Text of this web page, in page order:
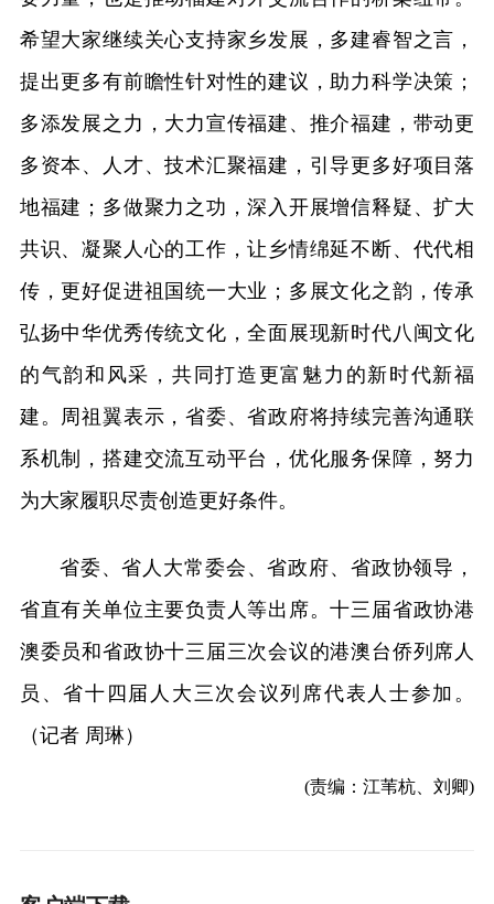
希望大家继续关心支持家乡发展，多建睿智之言，
提出更多有前瞻性针对性的建议，助力科学决策；
多添发展之力，大力宣传福建、推介福建，带动更
多资本、人才、技术汇聚福建，引导更多好项目落
地福建；多做聚力之功，深入开展增信释疑、扩大
共识、凝聚人心的工作，让乡情绵延不断、代代相
传，更好促进祖国统一大业；多展文化之韵，传承
弘扬中华优秀传统文化，全面展现新时代八闽文化
的气韵和风采，共同打造更富魅力的新时代新福
建。周祖翼表示，省委、省政府将持续完善沟通联
系机制，搭建交流互动平台，优化服务保障，努力
为大家履职尽责创造更好条件。
省委、省人大常委会、省政府、省政协领导，
省直有关单位主要负责人等出席。十三届省政协港
澳委员和省政协十三届三次会议的港澳台侨列席人
员、省十四届人大三次会议列席代表人士参加。
（记者 周琳）
(责编：江苇杭、刘卿)